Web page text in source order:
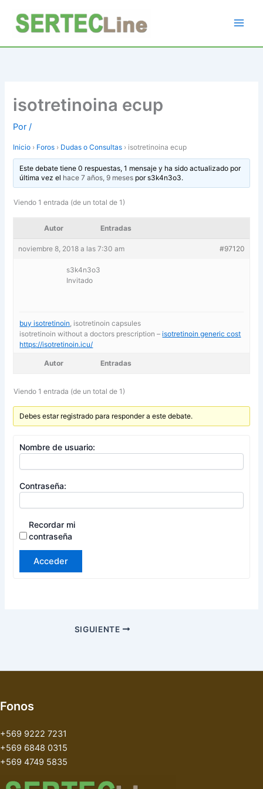
contenido
isotretinoina ecup
Por/
Inicio › Foros › Dudas o Consultas › isotretinoina ecup
Este debate tiene 0 respuestas, 1 mensaje y ha sido actualizado por
última vez el hace 7 años, 9 mesespors3k4n3o3.
Viendo 1 entrada (de un total de 1)
Autor Entradas
noviembre 8, 2018 a las 7:30 am #97120
s3k4n3o3
Invitado
buy isotretinoin , isotretinoin capsules
isotretinoin without a doctors prescription –isotretinoin generic cost
https://isotretinoin.icu/
Autor Entradas
Viendo 1 entrada (de un total de 1)
Debes estar registrado para responder a este debate.
Nombre de usuario:
Contraseña:
Recordar mi
contraseña
Acceder
SIGUIENTE
Fonos
+569 9222 7231
+569 6848 0315
+569 4749 5835